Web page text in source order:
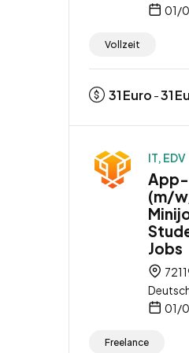
01/
Vollzeit
31Euro -31
IT, EDV
App-
(m/
Jobs
01/
Freelance